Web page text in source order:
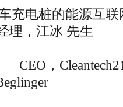
桩的能源互联
理，江冰 先生
Cleantech21